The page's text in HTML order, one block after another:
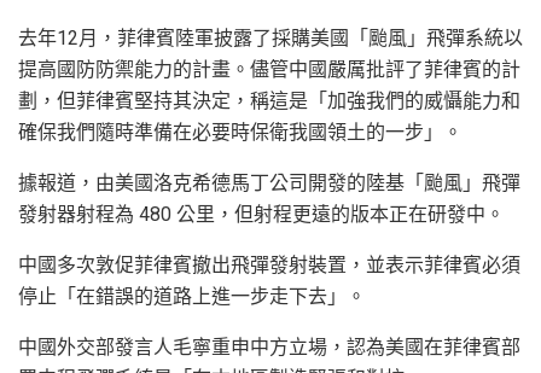
去年12月，菲律賓陸軍披露了採購美國「颱風」飛彈系統以
提高國防防禦能力的計畫。儘管中國嚴厲批評了菲律賓的計
劃，但菲律賓堅持其決定，稱這是「加強我們的威懾能力和
確保我們隨時準備在必要時保衛我國領土的一步」。
據報道，由美國洛克希德馬丁公司開發的陸基「颱風」飛彈
發射器射程為 480 公里，但射程更遠的版本正在研發中。
中國多次敦促菲律賓撤出飛彈發射裝置，並表示菲律賓必須
停止「在錯誤的道路上進一步走下去」。
中國外交部發言人毛寧重申中方立場，認為美國在菲律賓部